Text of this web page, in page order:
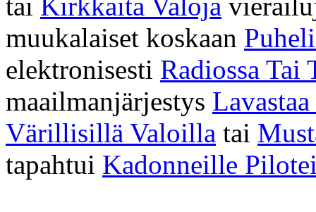
tai Kirkkaita Valoja
muukalaiset koskaan
elektronisesti Radiossa Tai
maailmanjärjestys
Värillisillä Valoilla tai
tapahtui Kadonneille